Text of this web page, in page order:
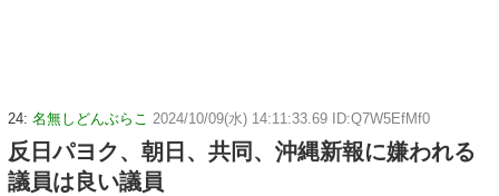
24: 名無しどんぶらこ 2024/10/09(水) 14:11:33.69 ID:Q7W5EfMf0
反日パヨク、朝日、共同、沖縄新報に嫌われる
議員は良い議員